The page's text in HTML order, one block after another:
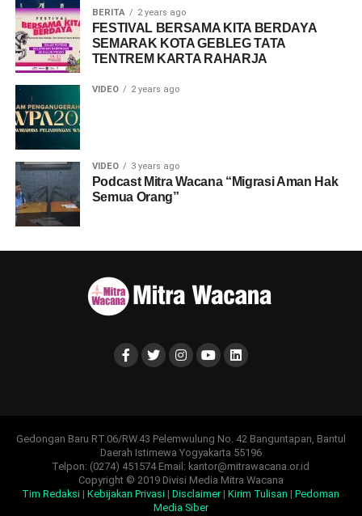
BERITA 2 years ago
FESTIVAL BERSAMA KITA BERDAYA
SEMARAK KOTA GEBLEG TATA
TENTREM KARTA RAHARJA
VIDEO 2 years ago
VIDEO 3 years ago
Podcast Mitra Wacana “Migrasi Aman Hak
Semua Orang”
Gedongan Baru RT.06/RW.43 Pelemwulung No. 42 Banguntapan, Bantul
Daerah Istimewa Yogyakarta 55196
Telpon: (0274) 451574 Email: kantor@mitrawacana.or.id
Copyright © 2019 Divisi Media Mitra Wacana
Tim Redaksi |Kebijakan Privasi |Disclaimer |Kirim Tulisan |Pedoman
Media Siber